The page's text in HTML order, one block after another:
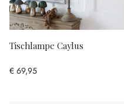
Tischlampe Caylus
€ 69,95